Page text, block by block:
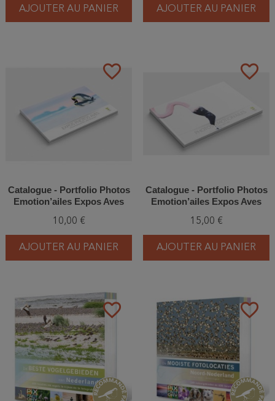
AJOUTER AU PANIER AJOUTER AU PANIER
favorite_border
Catalogue - Portfolio Photos
Emotion’ailes Expos Aves
10,00 €
AJOUTER AU PANIER
favorite_border
Catalogue - Portfolio Photos
Emotion’ailes Expos Aves
15,00 €
AJOUTER AU PANIER
favorite_border favorite_border